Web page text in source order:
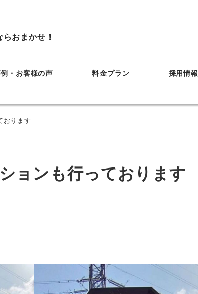
らおまかせ！
・お客様の声 料金プラン 採用情報
おります
ョンも行っております